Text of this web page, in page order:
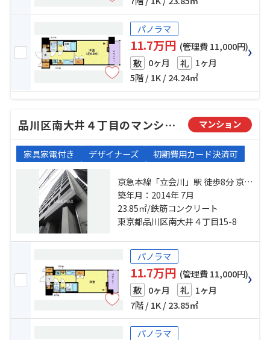
パノラマ
11.7万円 (管理費 11,000円)
敷 0ヶ月 礼 1ヶ月
5階 / 1K / 24.24㎡
品川区南大井４丁目のマンション マンション
家具家電付き デザイナーズ 初期費用カード決済可
京急本線「立会川」駅 徒歩8分 京浜
東北線「大森」駅 徒歩15分 東京モ
ノレール「大井競馬場前」駅 徒歩
17分
築年月：2014年 7月
23.85㎡/鉄筋コンクリート
東京都品川区南大井４丁目15-8
パノラマ
11.7万円 (管理費 11,000円)
敷 0ヶ月 礼 1ヶ月
7階 / 1K / 23.85㎡
パノラマ